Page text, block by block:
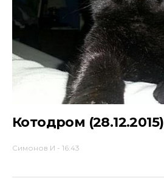
Котодром (28.12.2015)
Симонов И - 16:43